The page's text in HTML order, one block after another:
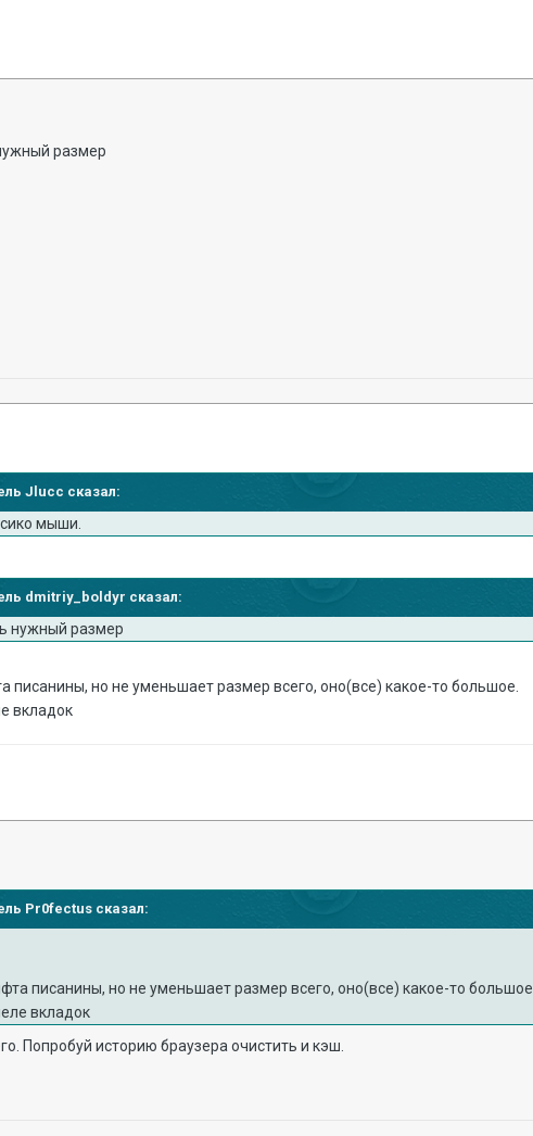
размер
Jlucc сказал:
мыши.
dmitriy_boldyr сказал:
нужный размер
писанины, но не уменьшает размер всего, оно(все) какое-то большое.
вкладок
Pr0fectus сказал:
писанины, но не уменьшает размер всего, оно(все) какое-то большое.
вкладок
Попробуй историю браузера очистить и кэш.